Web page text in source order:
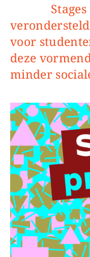
Stages in het hoger onderwijs worden
voor
deze
minder